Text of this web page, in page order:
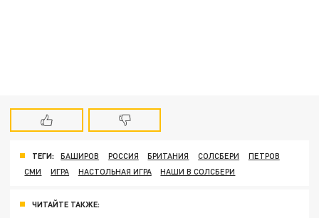
ТЕГИ: БАШИРОВ РОССИЯ БРИТАНИЯ СОЛСБЕРИ
ПЕТРОВ
СМИ
ИГРА НАСТОЛЬНАЯ ИГРА НАШИ В СОЛСБЕРИ
ЧИТАЙТЕ ТАКЖЕ: